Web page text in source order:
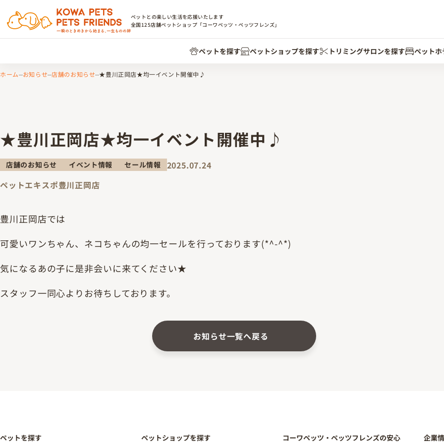
ペットとの楽しい生活を応援いたします
全国125店舗ペットショップ「コーワペッツ・ペッツフレンズ」
ペットを探す ペットショップを探す トリミングサロンを探す ペット
ホーム お知らせ 店舗のお知らせ ★豊川正岡店★均一イベント開催中♪
★豊川正岡店★均一イベント開催中♪
店舗のお知らせ イベント情報 セール情報
2025.07.24
ペットエキスポ豊川正岡店
豊川正岡店では
可愛いワンちゃん、ネコちゃんの均一セールを行っております(*^-^*)
気になるあの子に是非会いに来てください★
スタッフ一同心よりお待ちしております。
お知らせ一覧へ戻る
ペットを探す ペットショップを探す コーワペッツ・ペッツフレンズの安心 企業